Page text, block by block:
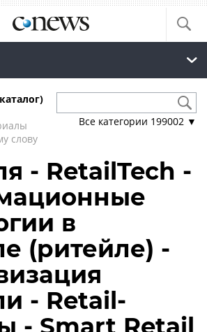
слову
Все категории 199002 ▼
- RetailTech -
в
(ритейле) -
- Retail-